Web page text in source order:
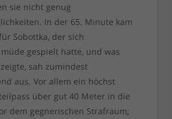
sie nicht genug
In der 65. Minute kam
Sobottka, der sich
gespielt hatte, und was
sah zumindest
aus. Vor allem ein höchst
über gut 40 Meter in die
dem gegnerischen Strafraum;